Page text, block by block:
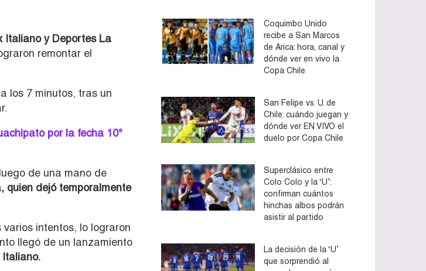
Italiano y Deportes La
remontar el
los 7 minutos, tras un
por la fecha 10°
de una mano de
quien dejó temporalmente
intentos, lo lograron
llegó de un lanzamiento
Coquimbo Unido
recibe a San Marcos
de Arica: hora, canal y
dónde ver en vivo la
Copa Chile
San Felipe vs. U. de
Chile: cuándo juegan y
dónde ver EN VIVO el
duelo por Copa Chile
Superclásico entre
Colo Colo y la ‘U’:
confirman cuántos
hinchas albos podrán
asistir al partido
La decisión de la ‘U’
que sorprendió al